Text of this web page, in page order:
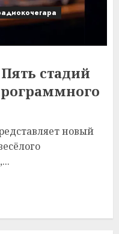
стадий
новый